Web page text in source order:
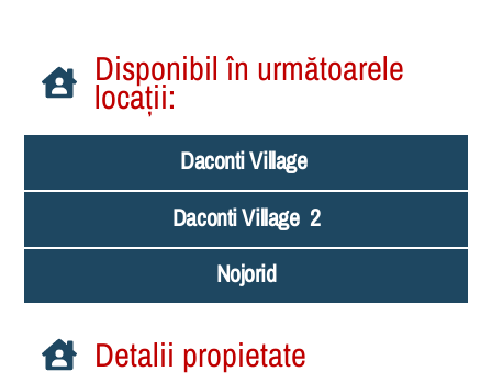
Disponibil în următoarele
locații:
Daconti Village
Daconti Village 2
Nojorid
Detalii propietate